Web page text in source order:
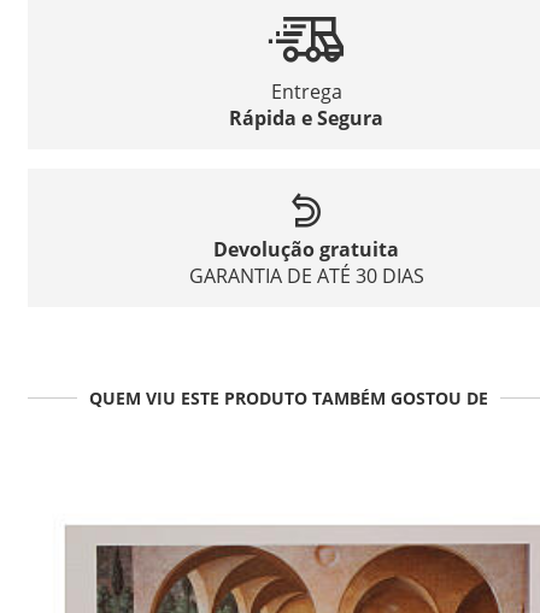
Entrega
Rápida e Segura
Devolução gratuita
GARANTIA DE ATÉ 30 DIAS
QUEM VIU ESTE PRODUTO TAMBÉM GOSTOU DE